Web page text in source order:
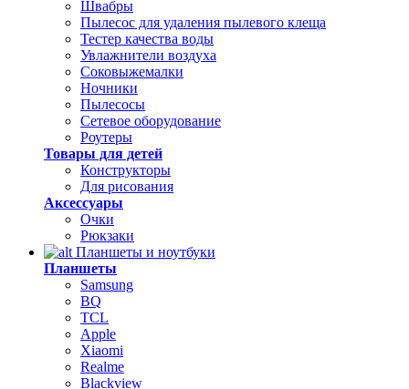
Швабры
Пылесос для удаления пылевого клеща
Тестер качества воды
Увлажнители воздуха
Соковыжемалки
Ночники
Пылесосы
Сетевое оборудование
Роутеры
Товары для детей
Конструкторы
Для рисования
Аксессуары
Очки
Рюкзаки
Планшеты и ноутбуки
Планшеты
Samsung
BQ
TCL
Apple
Xiaomi
Realme
Blackview